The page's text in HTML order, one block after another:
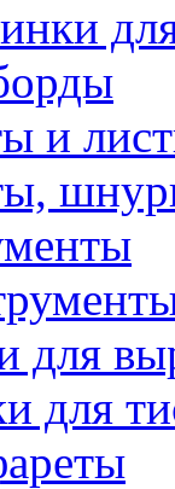
и
для
для